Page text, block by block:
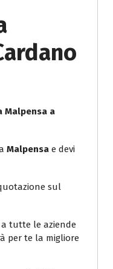
Malpensa a
Malpensa e devi
sul
a tutte le aziende
per te la migliore